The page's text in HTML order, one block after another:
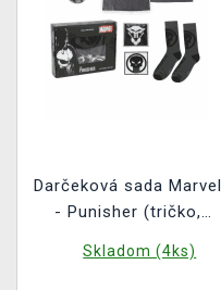
Darčeková sada Marvel
- Punisher (tričko,
ponožky) (veľkosť M)
Skladom (4ks)